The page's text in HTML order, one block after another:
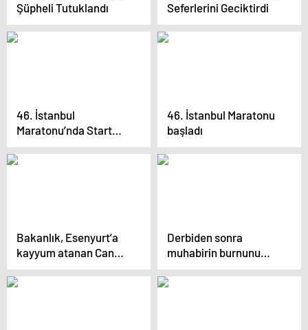
Şüpheli Tutuklandı
Seferlerini Geciktirdi
46. İstanbul
Maratonu’nda Start
Verildi
46. İstanbul Maratonu
başladı
Bakanlık, Esenyurt’a
kayyum atanan Can
Aksoy’u
kaymakamlıktan vali
Derbiden sonra
muhabirin burnunu
kıran Sezgin Gülnar
tutuklandı